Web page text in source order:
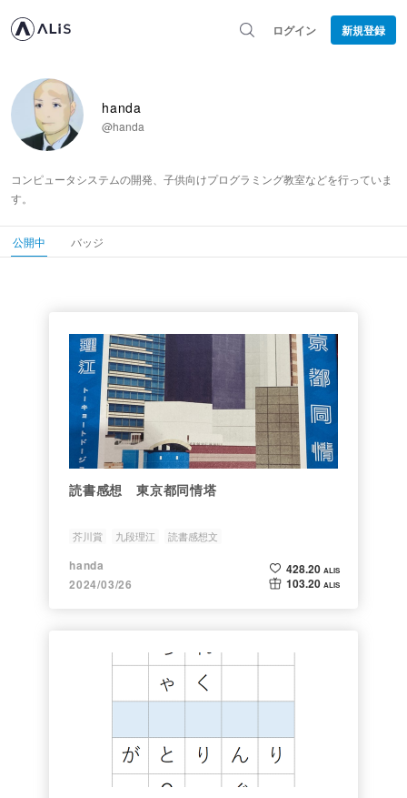
ログイン 新規登録
handa
@handa
コンピュータシステムの開発、子供向けプログラミング教室などを行っていま
す。
公開中 バッジ
読書感想 東京都同情塔
芥川賞 九段理江 読書感想文
handa
2024/03/26
428.20 ALIS
103.20 ALIS